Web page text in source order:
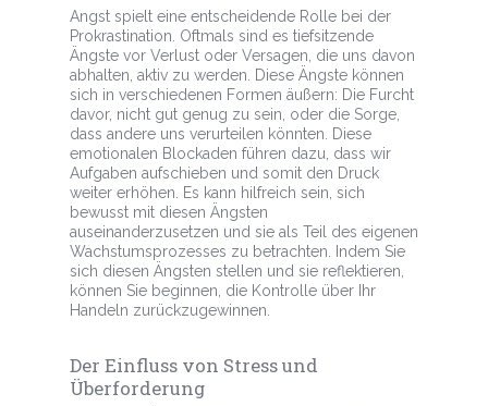
Angst spielt eine entscheidende Rolle bei der
Prokrastination. Oftmals sind es tiefsitzende
Ängste vor Verlust oder Versagen, die uns davon
abhalten, aktiv zu werden. Diese Ängste können
sich in verschiedenen Formen äußern: Die Furcht
davor, nicht gut genug zu sein, oder die Sorge,
dass andere uns verurteilen könnten. Diese
emotionalen Blockaden führen dazu, dass wir
Aufgaben aufschieben und somit den Druck
weiter erhöhen. Es kann hilfreich sein, sich
bewusst mit diesen Ängsten
auseinanderzusetzen und sie als Teil des eigenen
Wachstumsprozesses zu betrachten. Indem Sie
sich diesen Ängsten stellen und sie reflektieren,
können Sie beginnen, die Kontrolle über Ihr
Handeln zurückzugewinnen.
Der Einfluss von Stress und
Überforderung